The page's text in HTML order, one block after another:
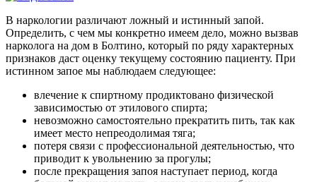
В наркологии различают ложный и истинный запой.
Определить, с чем мы конкретно имеем дело, можно вызвав
нарколога на дом в Болтино, который по ряду характерных
признаков даст оценку текущему состоянию пациенту. При
истинном запое мы наблюдаем следующее:
влечение к спиртному продиктовано физической
зависимостью от этилового спирта;
невозможно самостоятельно прекратить пить, так как
имеет место непреодолимая тяга;
потеря связи с профессиональной деятельностью, что
приводит к увольнению за прогулы;
после прекращения запоя наступает период, когда